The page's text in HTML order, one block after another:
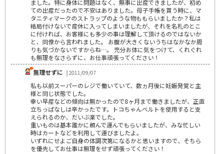
ました。特に身体に問題はなく、無事に出産できましたが、初め
ての出産だったので不安はありました。母子手帳を貰う時に、マ
タニティマークのストラップのような物ももらいましたか？私は
結局付けないで産休に入ってしまいましたが、それを名札のとこ
に付ければ、お客様にも多少の事は理解して頂けるのではないか
と、同僚から言われました。 お腹が大きくないうちはなかなか周
りも気づかないですからね…。 充分お体に気をつけて、くれぐれ
も無理をなさらずに、お仕事頑張ってください！
無理せずに | 2011/09/07
私も以前スーパーのレジで働いていて、数ヵ月後に妊娠発覚と主
様と同じ状態でした。
幸い早産などの傾向は無かったので8ヶ月まで働きましたが、正直
立ちっぱなしは辛かったです。トコちゃんベルトを使用すると支
えられるのか、だいぶ楽でした。
重いものは基本誰かに頼んで運んでもらいましたが、みな忙しい
時はカートなどを利用して運びましたよ。
いずれにせよご自身の体調次第になるかと思いますので、そちら
を優先してお仕事は無理をせず頑張ってください！